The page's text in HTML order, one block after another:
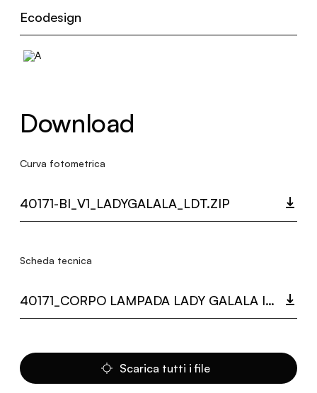
Ecodesign
Download
Curva fotometrica
40171-BI_V1_LADYGALALA_LDT.ZIP
Scheda tecnica
40171_CORPO LAMPADA LADY GALALA INDOOR.PDF
Scarica tutti i file